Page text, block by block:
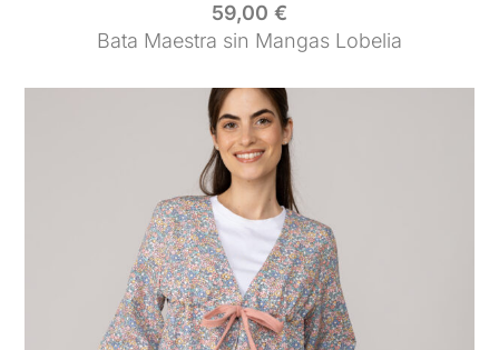
59,00 €
Bata Maestra sin Mangas Lobelia